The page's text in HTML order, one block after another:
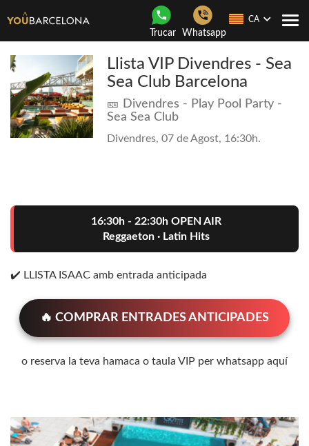
Trucar Whatsapp
CA
Llista VIP Divendres - Sea
Sea Club Barcelona
🎫 Divendres - Play Pool Party -
Sea Sea Club
Divendres, 07 de Agost, 16:30h.
16:30h - 22:30h OPEN AIR
Reggaeton · Latin Hits
✔️ LLISTA ISAAC amb entrada anticipada
🔥 COMPRAR ENTRADES ANTICIPADES
o reserva la teva hamaca o taula VIP per whatsapp aquí